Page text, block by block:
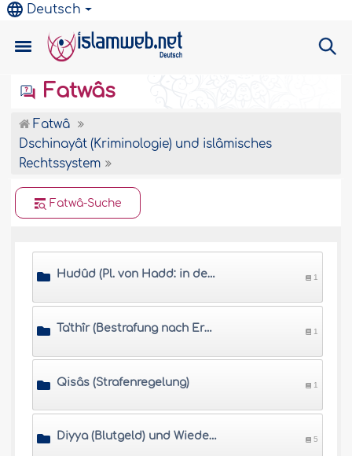
Deutsch
Fatwâs
Fatwâ
Dschinayât (Kriminologie) und islâmisches
Rechtssystem
Fatwâ-Suche
Hudûd (Pl. von Hadd: in der Scharî'a festgelegte Bestrafungen für kriminelle Handlungen) 1
Ta'thîr (Bestrafung nach Ermessen des islamischen Herrschers) 1
Qisâs (Strafenregelung) 1
Diyya (Blutgeld) und Wiedergutmachung 5